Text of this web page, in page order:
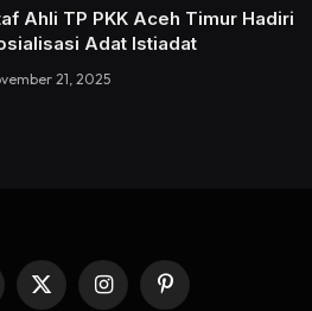
Ahli TP PKK Aceh Timur Hadiri
Adat Istiadat
21, 2025
X
InstagramPinterest